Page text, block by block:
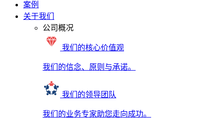
案例
关于我们
公司概况
我们的核心价值观
我们的信念、原则与承诺。
我们的领导团队
我们的业务专家助您走向成功。